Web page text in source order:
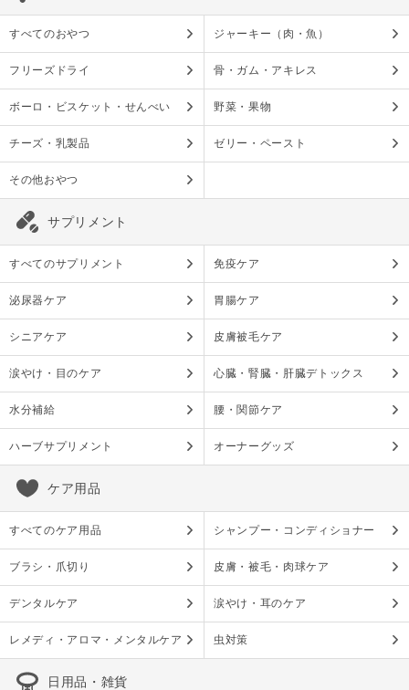
すべてのおやつ ジャーキー（肉・魚）
フリーズドライ 骨・ガム・アキレス
ボーロ・ビスケット・せんべい 野菜・果物
チーズ・乳製品 ゼリー・ペースト
その他おやつ
サプリメント
すべてのサプリメント 免疫ケア
泌尿器ケア 胃腸ケア
シニアケア 皮膚被毛ケア
涙やけ・目のケア 心臓・腎臓・肝臓デトックス
水分補給 腰・関節ケア
ハーブサプリメント オーナーグッズ
ケア用品
すべてのケア用品 シャンプー・コンディショナー
ブラシ・爪切り 皮膚・被毛・肉球ケア
デンタルケア 涙やけ・耳のケア
レメディ・アロマ・メンタルケア 虫対策
日用品・雑貨